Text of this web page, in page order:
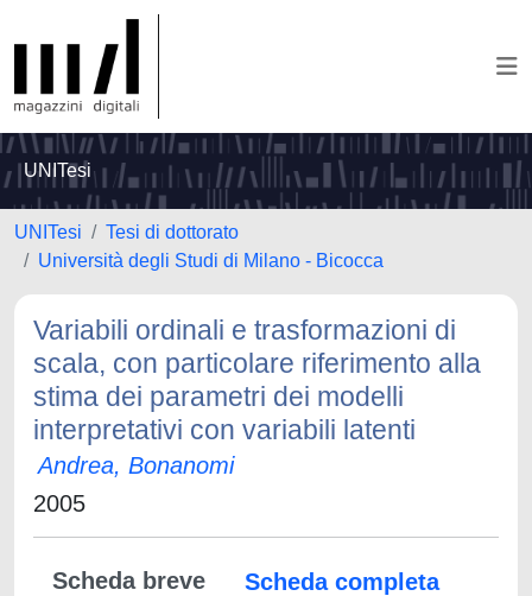
UNITesi
UNITesi
Tesi di dottorato
Università degli Studi di Milano - Bicocca
Variabili ordinali e trasformazioni di
scala, con particolare riferimento alla
stima dei parametri dei modelli
interpretativi con variabili latenti
Andrea, Bonanomi
2005
Scheda breve
Scheda completa